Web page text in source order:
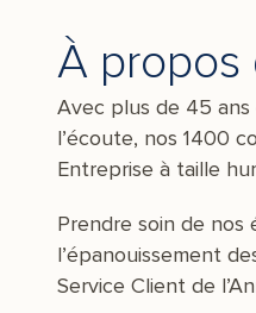
À propos
Avec plus de 45 ans
l’écoute, nos 1400
Entreprise à taille
Prendre soin de
l’épanouissement
Service Client de